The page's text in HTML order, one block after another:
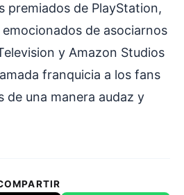
premiados de PlayStation,
de asociarnos
y Amazon Studios
franquicia a los fans
de una manera audaz y